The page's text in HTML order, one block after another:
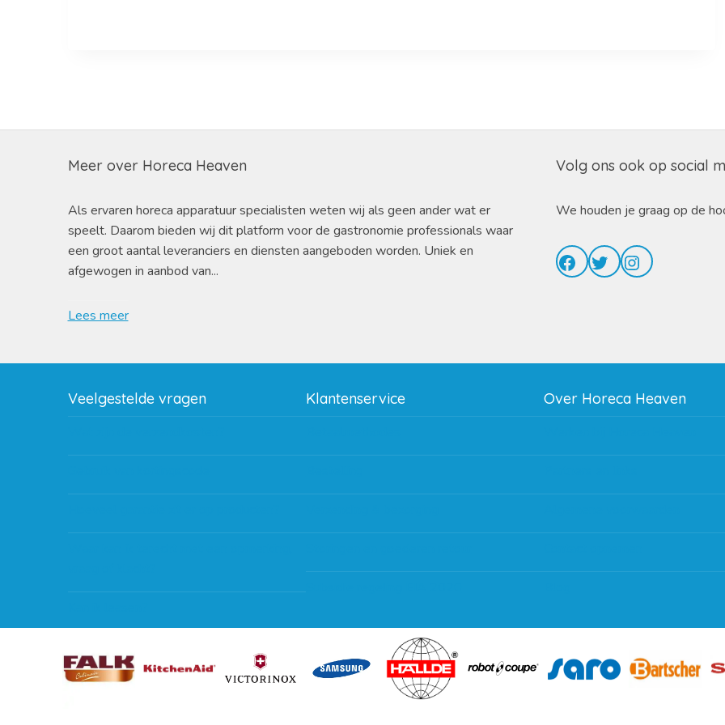
Meer over Horeca Heaven
Als ervaren horeca apparatuur specialisten weten wij als geen ander wat er
speelt. Daarom bieden wij dit platform voor de gastronomie professionals waar
een groot aantal leveranciers en diensten aangeboden worden. Uniek en
afgewogen in aanbod van...
Lees meer
Volg ons ook op social
We houden je graag op de
Facebook
TwitterInstagram
Veelgestelde vragen Klantenservice
Subsidie regeling EIA 2020
Over Horeca Heaven